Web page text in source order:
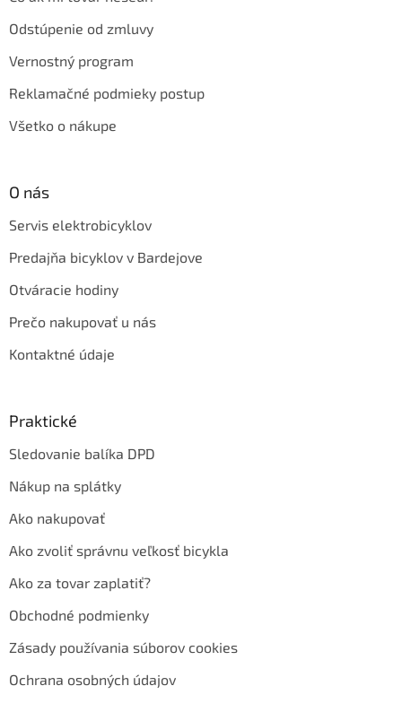
Odstúpenie od zmluvy
Vernostný program
Reklamačné podmieky postup
Všetko o nákupe
O nás
Servis elektrobicyklov
Predajňa bicyklov v Bardejove
Otváracie hodiny
Prečo nakupovať u nás
Kontaktné údaje
Praktické
Sledovanie balíka DPD
Nákup na splátky
Ako nakupovať
Ako zvoliť správnu veľkosť bicykla
Ako za tovar zaplatiť?
Obchodné podmienky
Zásady používania súborov cookies
Ochrana osobných údajov